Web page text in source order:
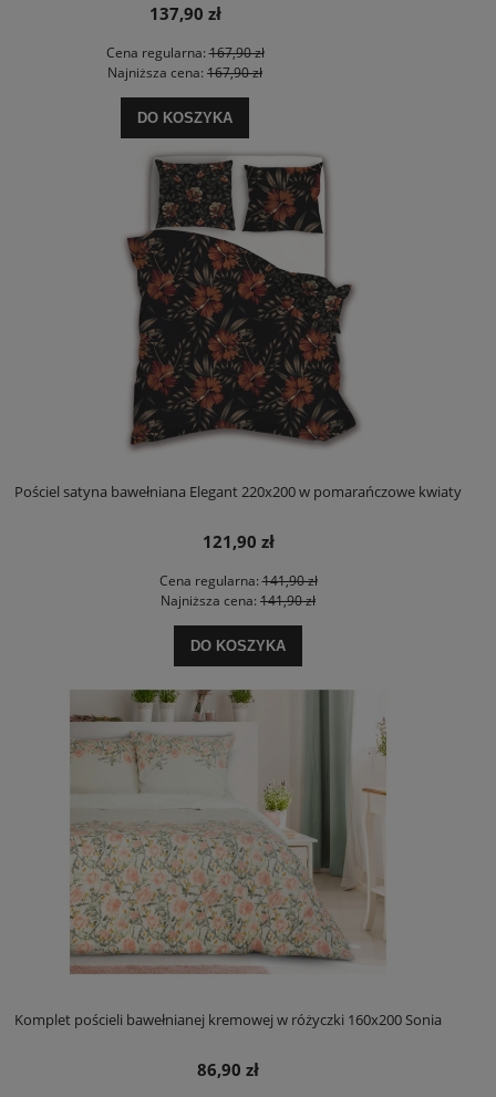
137,90 zł
Cena regularna:167,90 zł
Najniższa cena: 167,90 zł
DO KOSZYKA
Pościel satyna bawełniana Elegant 220x200 w pomarańczowe kwiaty
121,90 zł
Cena regularna:141,90 zł
Najniższa cena: 141,90 zł
DO KOSZYKA
Komplet pościeli bawełnianej kremowej w różyczki 160x200 Sonia
86,90 zł